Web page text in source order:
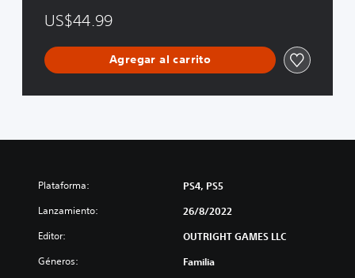
US$44.99
Agregar al carrito
Plataforma: PS4, PS5
Lanzamiento: 26/8/2022
Editor: OUTRIGHT GAMES LLC
Géneros: Familia